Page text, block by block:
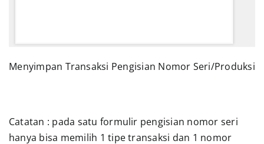
Menyimpan Transaksi Pengisian Nomor Seri/Produksi
Catatan : pada satu formulir pengisian nomor seri
hanya bisa memilih 1 tipe transaksi dan 1 nomor